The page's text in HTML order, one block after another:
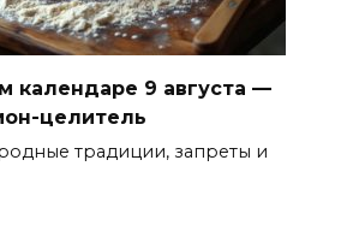
календаре 9 августа —
целитель
традиции, запреты и